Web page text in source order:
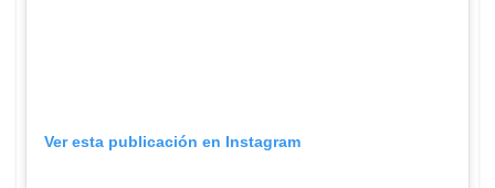
Ver esta publicación en Instagram